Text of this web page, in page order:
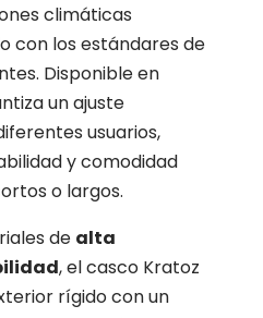
climáticas
con los estándares de
Disponible en
un ajuste
usuarios,
y comodidad
o largos.
de alta
, el casco Kratoz
rígido con un